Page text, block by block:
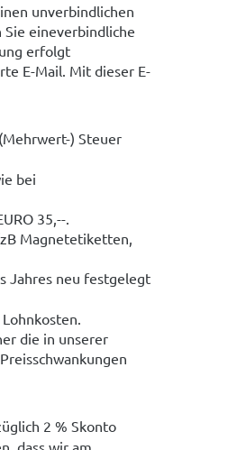
unverbindlichen
Sie eineverbindliche
erfolgt
E-Mail. Mit dieser E-
) Steuer
bei
35,--.
Magnetetiketten,
Jahres neu festgelegt
die in unserer
2 % Skonto
dass wir am